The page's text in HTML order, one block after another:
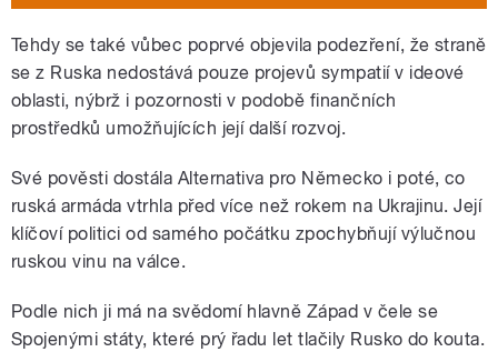
Tehdy se také vůbec poprvé objevila podezření, že straně
se z Ruska nedostává pouze projevů sympatií v ideové
oblasti, nýbrž i pozornosti v podobě finančních
prostředků umožňujících její další rozvoj.
Své pověsti dostála Alternativa pro Německo i poté, co
ruská armáda vtrhla před více než rokem na Ukrajinu. Její
klíčoví politici od samého počátku zpochybňují výlučnou
ruskou vinu na válce.
Podle nich ji má na svědomí hlavně Západ v čele se
Spojenými státy, které prý řadu let tlačily Rusko do kouta.